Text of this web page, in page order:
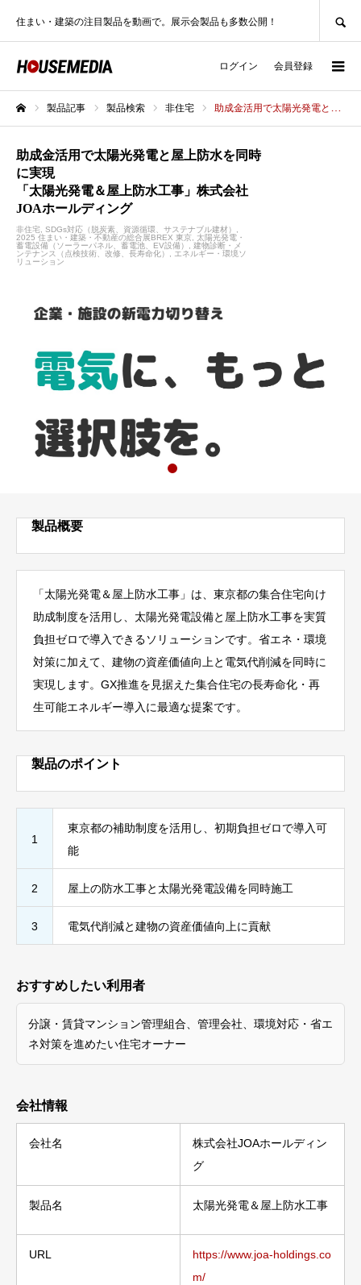
住まい・建築の注目製品を動画で。展示会製品も多数公開！
ログイン 会員登録
製品記事 製品検索 非住宅 助成金活用で太陽光発電と屋上防水を同時に実現「太陽光発電＆屋上防水工事」株式会社JOAホールディング
助成金活用で太陽光発電と屋上防水を同時
に実現
「太陽光発電＆屋上防水工事」株式会社
JOAホールディング
非住宅
SDGs対応（脱炭素、資源循環、サステナブル建材）
2025 住まい・建築・不動産の総合展BREX 東京
太陽光発電・
蓄電設備（ソーラーパネル、蓄電池、EV設備）
建物診断・メ
ンテナンス（点検技術、改修、長寿命化）
エネルギー・環境ソ
リューション
製品概要
「太陽光発電＆屋上防水工事」は、東京都の集合住宅向け
助成制度を活用し、太陽光発電設備と屋上防水工事を実質
負担ゼロで導入できるソリューションです。省エネ・環境
対策に加えて、建物の資産価値向上と電気代削減を同時に
実現します。GX推進を見据えた集合住宅の長寿命化・再
生可能エネルギー導入に最適な提案です。
製品のポイント
1
東京都の補助制度を活用し、初期負担ゼロで導入可
能
2 屋上の防水工事と太陽光発電設備を同時施工
3 電気代削減と建物の資産価値向上に貢献
おすすめしたい利用者
分譲・賃貸マンション管理組合、管理会社、環境対応・省エ
ネ対策を進めたい住宅オーナー
会社情報
会社名
株式会社JOAホールディン
グ
製品名 太陽光発電＆屋上防水工事
URL
https://www.joa-holdings.co
m/